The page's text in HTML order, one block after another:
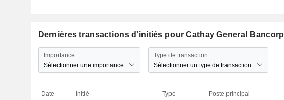
Dernières transactions d'initiés pour Cathay General Bancorp
Importance
Sélectionner une importance
Type de transaction
Sélectionner un type de transaction
Date Initié Type Poste principal